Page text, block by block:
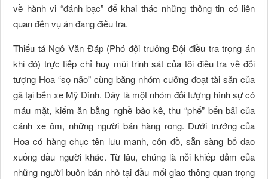
về hành vi “đánh bạc” để khai thác những thông tin có liên
quan đến vụ án đang điều tra.
Thiếu tá Ngô Văn Đáp (Phó đội trưởng Đội điều tra trọng án
khi đó) trực tiếp chỉ huy mũi trinh sát của tôi điều tra về đối
tượng Hoa “sọ não” cùng băng nhóm cưỡng đoạt tài sản của
gã tại bến xe Mỹ Đình. Đây là một nhóm đối tượng hình sự có
máu mặt, kiếm ăn bằng nghề bảo kê, thu “phế” bến bãi của
cánh xe ôm, những người bán hàng rong. Dưới trướng của
Hoa có hàng chục tên lưu manh, côn đồ, sẵn sàng bổ dao
xuống đầu người khác. Từ lâu, chúng là nỗi khiếp đảm của
những người buôn bán nhỏ tại đầu mối giao thông quan trọng